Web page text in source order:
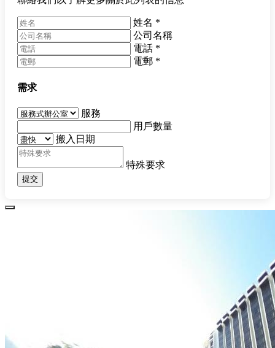
姓名 *
公司名稱
電話 *
電郵 *
需求
服務
用戶數量
搬入日期
特殊要求
提交